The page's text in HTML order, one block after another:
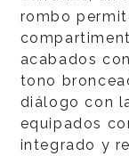
rombo
acabados
tono
diálogo con
equipados
integrado y